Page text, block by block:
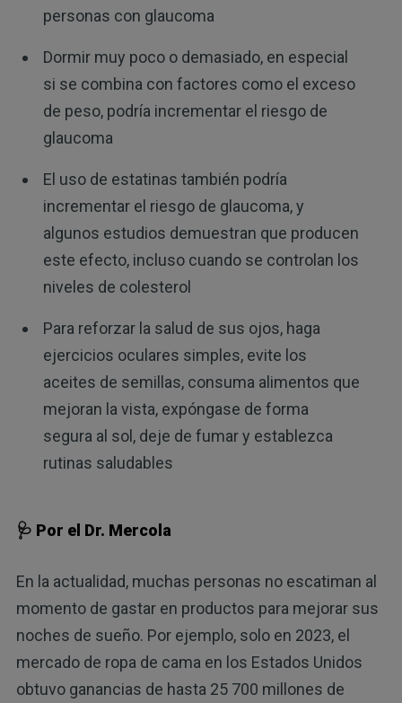
personas con glaucoma
Dormir muy poco o demasiado, en especial
si se combina con factores como el exceso
de peso, podría incrementar el riesgo de
glaucoma
El uso de estatinas también podría
incrementar el riesgo de glaucoma, y ​​
algunos estudios demuestran que producen
este efecto, incluso cuando se controlan los
niveles de colesterol
Para reforzar la salud de sus ojos, haga
ejercicios oculares simples, evite los
aceites de semillas, consuma alimentos que
mejoran la vista, expóngase de forma
segura al sol, deje de fumar y establezca
rutinas saludables
🩺 Por el Dr. Mercola
En la actualidad, muchas personas no escatiman al
momento de gastar en productos para mejorar sus
noches de sueño. Por ejemplo, solo en 2023, el
mercado de ropa de cama en los Estados Unidos
obtuvo ganancias de hasta 25 700 millones de